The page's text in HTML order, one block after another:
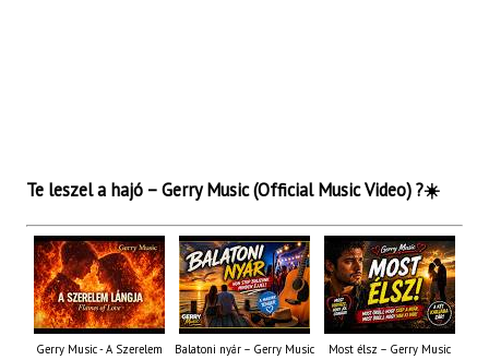
Te leszel a hajó – Gerry Music (Official Music Video) ?☀️
Gerry Music - A Szerelem
Balatoni nyár – Gerry Music
Most élsz – Gerry Music